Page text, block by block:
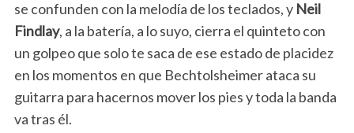
se confunden con la melodía de los teclados, y Neil
Findlay, a la batería, a lo suyo, cierra el quinteto con
un golpeo que solo te saca de ese estado de placidez
en los momentos en que Bechtolsheimer ataca su
guitarra para hacernos mover los pies y toda la banda
va tras él.